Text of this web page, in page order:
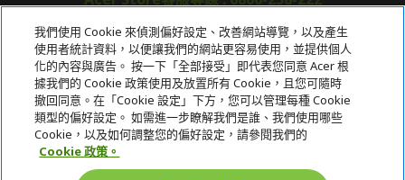
關於宏碁
服務
宏碁網路商城
我們使用 Cookie 來偵測偏好設定、改善網站導覽，以及產生
使用者統計資料，以便讓我們的網站更容易使用，並提供個人
化的內容與廣告。 按一下「全部接受」即代表您同意 Acer 根
據我們的 Cookie 政策使用及放置所有 Cookie，且您可隨時
撤回同意。在「Cookie 設定」下方，您可以管理每種 Cookie
類型的偏好設定。 如需進一步瞭解我們是誰、我們使用哪些
Cookie，以及如何調整您的偏好設定，請參閱我們的
Cookie 政策。